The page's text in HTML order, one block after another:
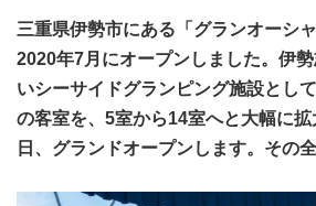
三重県伊勢市にある「グランオーシ
2020年7月にオープンしました。伊
いシーサイドグランピング施設とし
の客室を、5室から14室へと大幅に
日、グランドオープンします。その